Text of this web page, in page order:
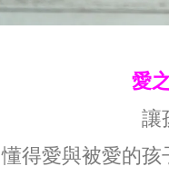
愛
讓
懂得愛與被愛的